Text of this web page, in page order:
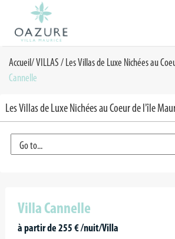
Accueil/VILLAS/Les Villas de Luxe Nichées au
Cannelle
Les Villas de Luxe Nichées au Coeur de l'île
Villa Cannelle
à partir de 255 € /nuit/Villa